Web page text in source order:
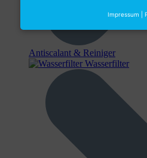
Antiscalant & Reiniger
Wasserfilter
Impressum